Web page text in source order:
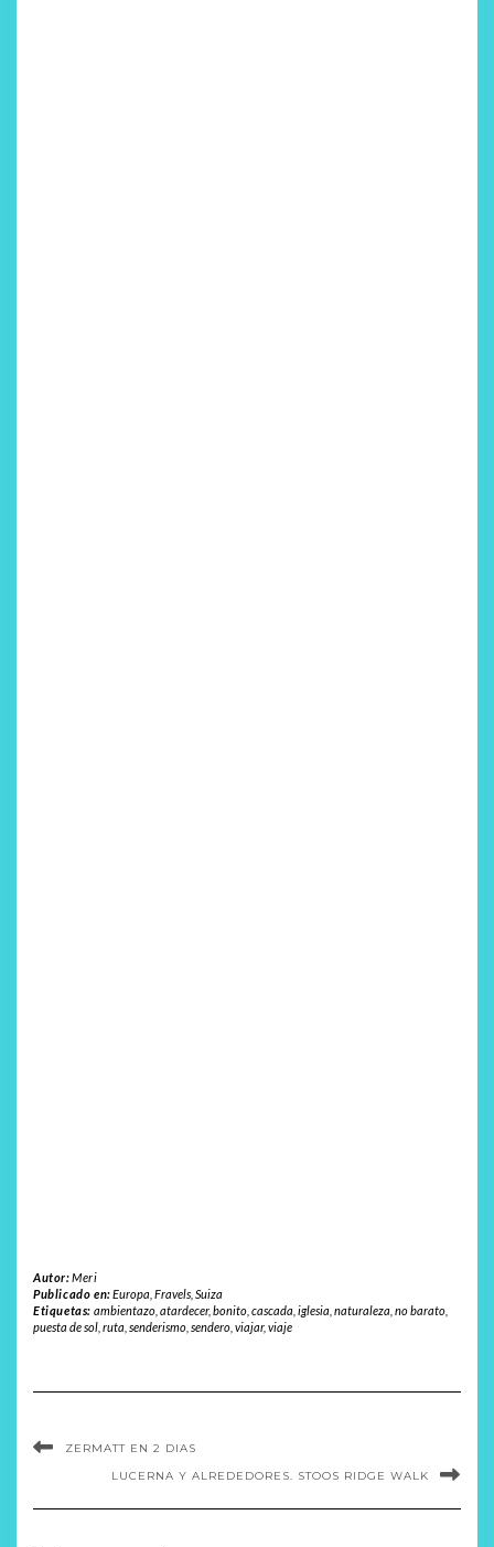
Autor:Meri
Publicado en:Europa ,Fravels ,Suiza
Etiquetas: ambientazo, atardecer, bonito, cascada iglesia naturaleza no barato,
puesta de sol ruta senderismo sendero viajar, viaje
ZERMATT EN 2 DIAS
LUCERNA Y ALREDEDORES. STOOS RIDGE WALK